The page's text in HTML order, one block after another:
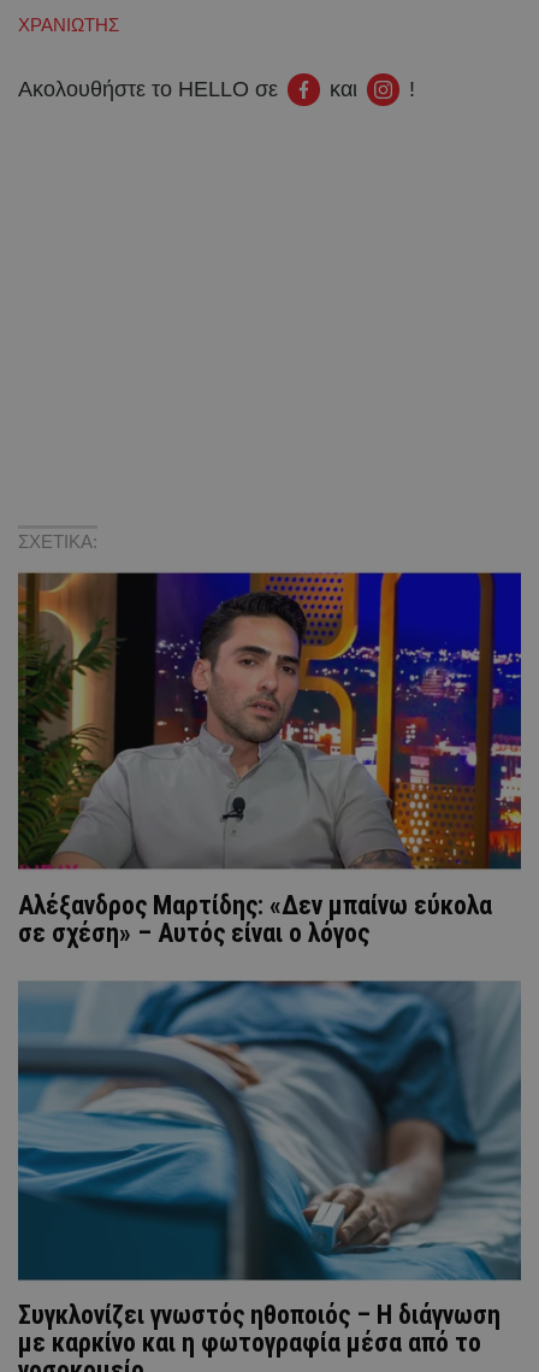
ΧΡΑΝΙΩΤΗΣ
Ακολουθήστε το HELLO σε και !
ΣΧΕΤΙΚΑ:
Αλέξανδρος Μαρτίδης: «Δεν μπαίνω εύκολα
σε σχέση» – Αυτός είναι ο λόγος
Συγκλονίζει γνωστός ηθοποιός – Η διάγνωση
με καρκίνο και η φωτογραφία μέσα από το